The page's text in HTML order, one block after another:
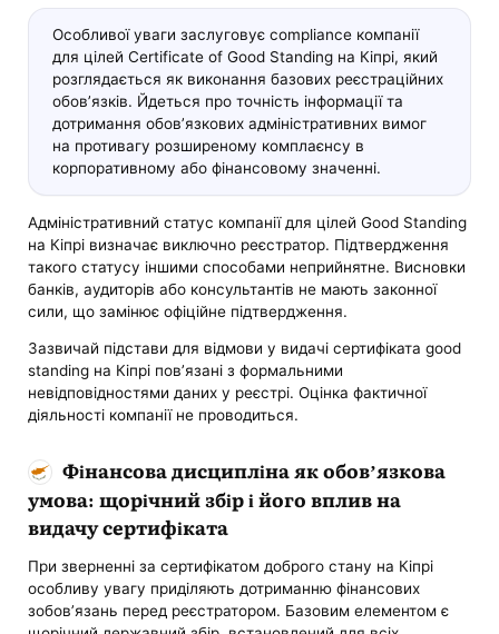
Особливої уваги заслуговує compliance компанії
для цілей Certificate of Good Standing на Кіпрі, який
розглядається як виконання базових реєстраційних
обов’язків. Йдеться про точність інформації та
дотримання обов’язкових адміністративних вимог
на противагу розширеному комплаєнсу в
корпоративному або фінансовому значенні.
Адміністративний статус компанії для цілей Good Standing
на Кіпрі визначає виключно реєстратор. Підтвердження
такого статусу іншими способами неприйнятне. Висновки
банків, аудиторів або консультантів не мають законної
сили, що замінює офіційне підтвердження.
Зазвичай підстави для відмови у видачі сертифіката good
standing на Кіпрі пов’язані з формальними
невідповідностями даних у реєстрі. Оцінка фактичної
діяльності компанії не проводиться.
Фінансова дисципліна як обов’язкова
умова: щорічний збір і його вплив на
видачу сертифіката
При зверненні за сертифікатом доброго стану на Кіпрі
особливу увагу приділяють дотриманню фінансових
зобов’язань перед реєстратором. Базовим елементом є